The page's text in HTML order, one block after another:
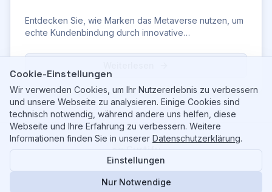
Entdecken Sie, wie Marken das Metaverse nutzen, um
echte Kundenbindung durch innovative
schaffen.
Curtify
Curtify. All rights reserved.
Ihr KI-gestützter Partner für Shopify & Content.
Cookie-Einstellungen
Wir verwenden Cookies, um Ihr Nutzererlebnis zu verbessern
und unsere Webseite zu analysieren. Einige Cookies sind
technisch notwendig, während andere uns helfen, diese
Webseite und Ihre Erfahrung zu verbessern. Weitere
Informationen finden Sie in unserer Datenschutzerklärung.
Einstellungen
Nur Notwendige